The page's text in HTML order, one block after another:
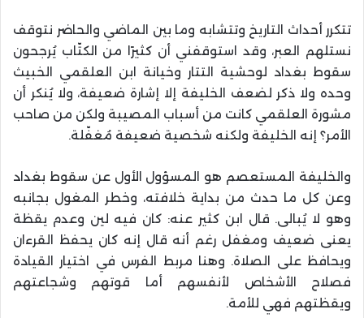
تتكرر أحداث التاريخ وتتشابه وما بين الماضي والحاضر نتوقف
نستلهم العبر، وقد استوقفني أن كثيرًا من الكتّاب يُرجحون
سقوط بغداد لوحشية التتار وخيانة ابن العلقمي الخبيث
وحده ولا ذكر لضعف الخليفة إلا إشارة ضعيفة، ولا يُنكر أن
مشورة العلقمي كانت من أسباب المصيبة ولكن من صاحب
الأمر؟ إنه الخليفة ولكنه شخصية ضعيفة مُغفّلة.
والخليفة المستعصم هو المسؤول الأول عن سقوط بغداد
وعن كل ما حدث من بداية خلافته، وخطر المغول بجانبه
وهو لا يُبالى. قال ابن كثير عنه: كان فيه لين وعدم يقظة
يعنى ضعيف ومغفل رغم أنه قال إنه كان يحفظ القرءان
ويحافظ على الصلاة. وهنا مربط الفرس في اختيار القيادة
فصلاح الأشخاص لأنفسهم أما قوتهم وشجاعتهم
ويقظتهم فهي للأمة.